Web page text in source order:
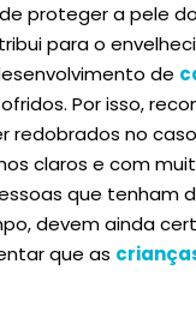
proteger a pele
para o
de
Por isso,
redobrados no
claros e com
que
devem ainda
que as